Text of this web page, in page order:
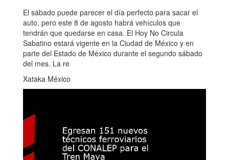
El sábado puede parecer el día perfecto para sacar el
auto, pero este 8 de agosto habrá vehículos que
tendrán que quedarse en casa. El Hoy No Circula
Sabatino estará vigente en la Ciudad de México y en
parte del Estado de México durante el segundo sábado
del mes. La re
Xataka México